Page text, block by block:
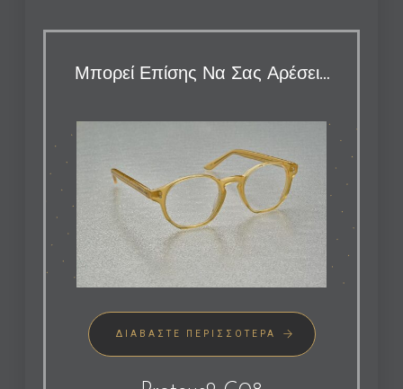
Μπορεί Επίσης Να Σας Αρέσει…
ΔΙΑΒΆΣΤΕ ΠΕΡΙΣΣΌΤΕΡΑ